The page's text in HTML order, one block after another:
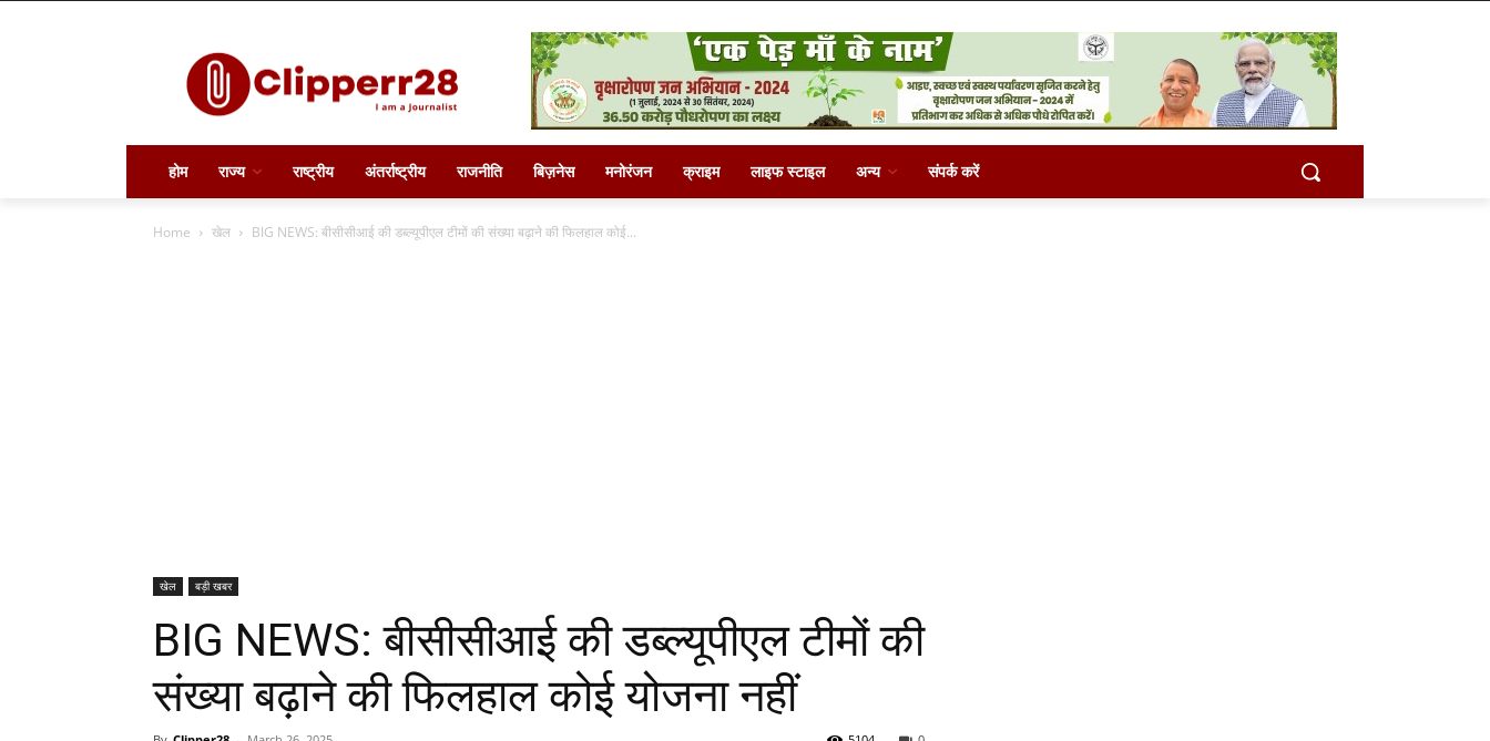
होम राज्य राष्ट्रीय अंतर्राष्ट्रीय राजनीति बिज़नेस मनोरंजन क्राइम लाइफ स्टाइल अन्य संपर्क करें
Home खेल BIG NEWS: बीसीसीआई की डब्ल्यूपीएल टीमों की संख्या बढ़ाने की फिलहाल कोई...
खेल बड़ी खबर
BIG NEWS: बीसीसीआई की डब्ल्यूपीएल टीमों की
संख्या बढ़ाने की फिलहाल कोई योजना नहीं